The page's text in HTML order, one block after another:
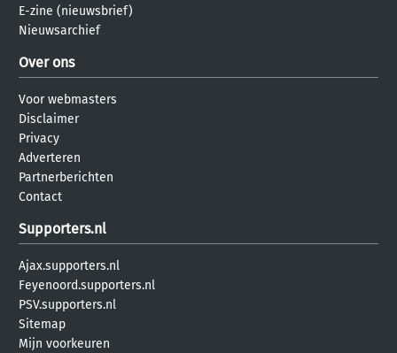
E-zine (nieuwsbrief)
Nieuwsarchief
Over ons
Voor webmasters
Disclaimer
Privacy
Adverteren
Partnerberichten
Contact
Supporters.nl
Ajax.supporters.nl
Feyenoord.supporters.nl
PSV.supporters.nl
Sitemap
Mijn voorkeuren